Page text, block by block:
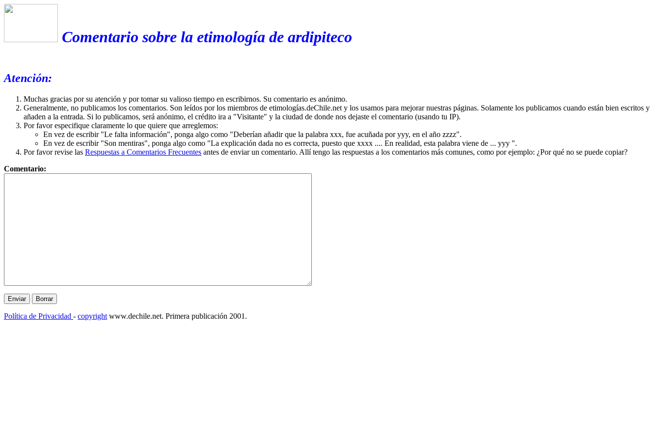
Comentario sobre la etimología de ardipiteco
Atención:
Muchas gracias por su atención y por tomar su valioso tiempo en escribirnos. Su comentario es anónimo.
Generalmente, no publicamos los comentarios. Son leídos por los miembros de etimologías.deChile.net y los usamos para mejorar nuestras páginas. Solamente los publicamos cuando están bien escritos y
añaden a la entrada. Si lo publicamos, será anónimo, el crédito ira a "Visitante" y la ciudad de donde nos dejaste el comentario (usando tu IP).
Por favor especifique claramente lo que quiere que arreglemos:
En vez de escribir "Le falta información", ponga algo como "Deberían añadir que la palabra xxx, fue acuñada por yyy, en el año zzzz".
En vez de escribir "Son mentiras", ponga algo como "La explicación dada no es correcta, puesto que xxxx .... En realidad, esta palabra viene de ... yyy ".
Por favor revise las Respuestas a Comentarios Frecuentes antes de enviar un comentario. Allí tengo las respuestas a los comentarios más comunes, como por ejemplo: ¿Por qué no se puede copiar?
Comentario:
Política de Privacidad - copyright www.dechile.net. Primera publicación 2001.